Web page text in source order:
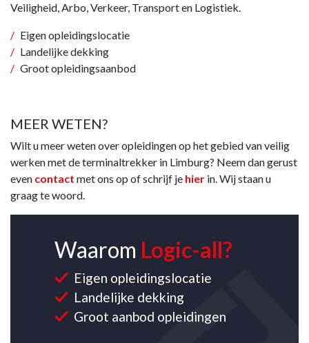
Veiligheid, Arbo, Verkeer, Transport en Logistiek.
Eigen opleidingslocatie
Landelijke dekking
Groot opleidingsaanbod
MEER WETEN?
Wilt u meer weten over opleidingen op het gebied van veilig
werken met de terminaltrekker in Limburg? Neem dan gerust
even contact met ons op of schrijf je hier in. Wij staan u
graag te woord.
Waarom Logic-all?
Eigen opleidingslocatie
Landelijke dekking
Groot aanbod opleidingen